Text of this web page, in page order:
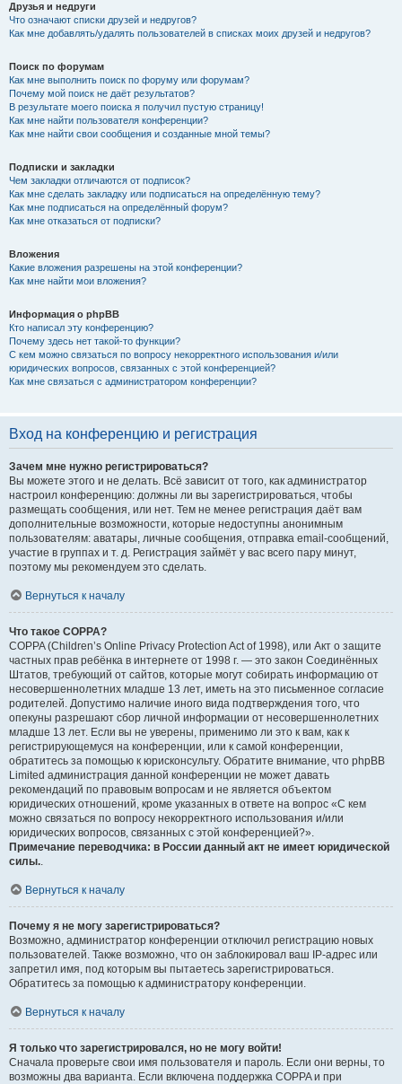
Друзья и недруги
Что означают списки друзей и недругов?
Как мне добавлять/удалять пользователей в списках моих друзей и недругов?
Поиск по форумам
Как мне выполнить поиск по форуму или форумам?
Почему мой поиск не даёт результатов?
В результате моего поиска я получил пустую страницу!
Как мне найти пользователя конференции?
Как мне найти свои сообщения и созданные мной темы?
Подписки и закладки
Чем закладки отличаются от подписок?
Как мне сделать закладку или подписаться на определённую тему?
Как мне подписаться на определённый форум?
Как мне отказаться от подписки?
Вложения
Какие вложения разрешены на этой конференции?
Как мне найти мои вложения?
Информация о phpBB
Кто написал эту конференцию?
Почему здесь нет такой-то функции?
С кем можно связаться по вопросу некорректного использования и/или
юридических вопросов, связанных с этой конференцией?
Как мне связаться с администратором конференции?
Вход на конференцию и регистрация
Зачем мне нужно регистрироваться?
Вы можете этого и не делать. Всё зависит от того, как администратор
настроил конференцию: должны ли вы зарегистрироваться, чтобы
размещать сообщения, или нет. Тем не менее регистрация даёт вам
дополнительные возможности, которые недоступны анонимным
пользователям: аватары, личные сообщения, отправка email-сообщений,
участие в группах и т. д. Регистрация займёт у вас всего пару минут,
поэтому мы рекомендуем это сделать.
Вернуться к началу
Что такое COPPA?
COPPA (Children’s Online Privacy Protection Act of 1998), или Акт о защите
частных прав ребёнка в интернете от 1998 г. — это закон Соединённых
Штатов, требующий от сайтов, которые могут собирать информацию от
несовершеннолетних младше 13 лет, иметь на это письменное согласие
родителей. Допустимо наличие иного вида подтверждения того, что
опекуны разрешают сбор личной информации от несовершеннолетних
младше 13 лет. Если вы не уверены, применимо ли это к вам, как к
регистрирующемуся на конференции, или к самой конференции,
обратитесь за помощью к юрисконсульту. Обратите внимание, что phpBB
Limited администрация данной конференции не может давать
рекомендаций по правовым вопросам и не является объектом
юридических отношений, кроме указанных в ответе на вопрос «С кем
можно связаться по вопросу некорректного использования и/или
юридических вопросов, связанных с этой конференцией?».
Примечание переводчика: в России данный акт не имеет юридической
силы..
Вернуться к началу
Почему я не могу зарегистрироваться?
Возможно, администратор конференции отключил регистрацию новых
пользователей. Также возможно, что он заблокировал ваш IP-адрес или
запретил имя, под которым вы пытаетесь зарегистрироваться.
Обратитесь за помощью к администратору конференции.
Вернуться к началу
Я только что зарегистрировался, но не могу войти!
Сначала проверьте свои имя пользователя и пароль. Если они верны, то
возможны два варианта. Если включена поддержка COPPA и при